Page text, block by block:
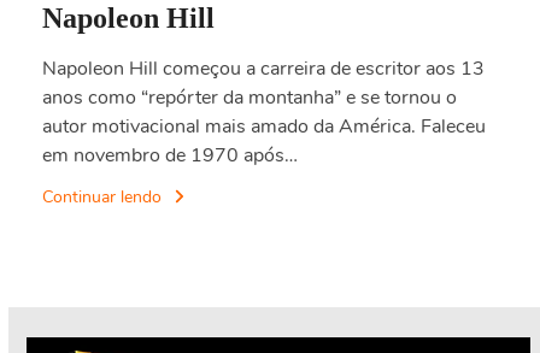
Napoleon Hill
Napoleon Hill começou a carreira de escritor aos 13
anos como “repórter da montanha” e se tornou o
autor motivacional mais amado da América. Faleceu
em novembro de 1970 após…
Continuar lendo